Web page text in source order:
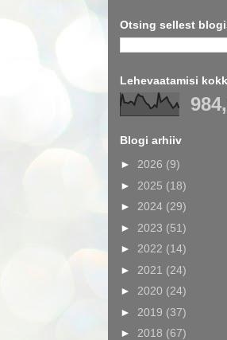
Otsing sellest
Lehevaatamisi
Blogi arhiiv
► 2026 (9)
► 2025 (18)
► 2024 (29)
► 2023 (51)
► 2022 (14)
► 2021 (24)
► 2020 (24)
► 2019 (37)
► 2018 (67)